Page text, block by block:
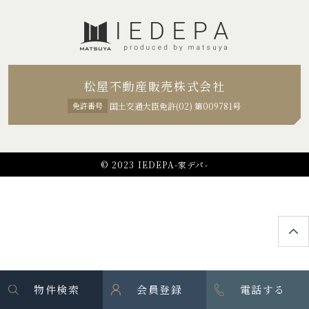
松屋不動産販売株式会社
免許番号 国土交通大臣免許(02) 第009781号
© 2023 IEDEPA-家デパ-
物件検索 会員登録 電話する